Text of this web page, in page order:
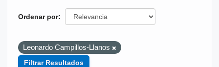
Ordenar por
Leonardo Campillos-Llanos
Filtrar Resultados